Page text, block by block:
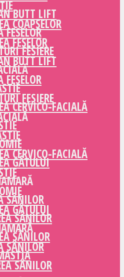
BUTT LIFT
FESIERE
CERVICO-FACIALĂ
GÂTULUI
SÂNILOR
SÂNILOR
SÂNILOR
COAPSELOR
FESELOR
BUTT LIFT
FESELOR
FESIERE
CERVICO-FACIALĂ
GÂTULUI
SÂNILOR
SÂNILOR